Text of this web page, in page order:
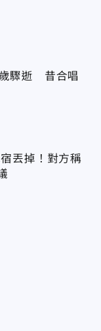
歲驟逝 昔合唱
丟掉！對方稱